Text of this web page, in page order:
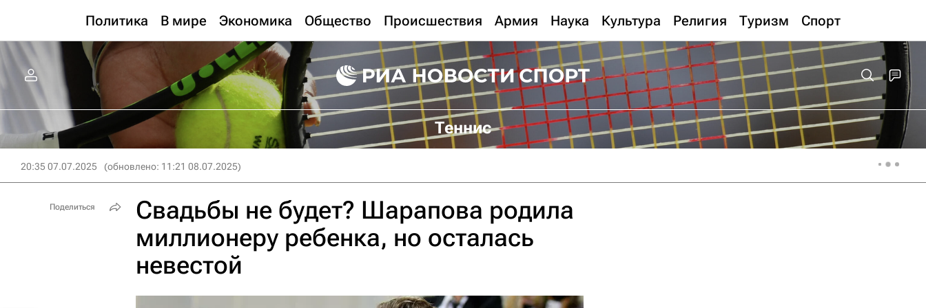
Политика В мире Экономика Общество Происшествия Армия Наука Культура Религия Туризм Спорт
Теннис
20:35 07.07.2025 (обновлено: 11:21 08.07.2025)
Свадьбы не будет? Шарапова родила
миллионеру ребенка, но осталась
невестой
Поделиться